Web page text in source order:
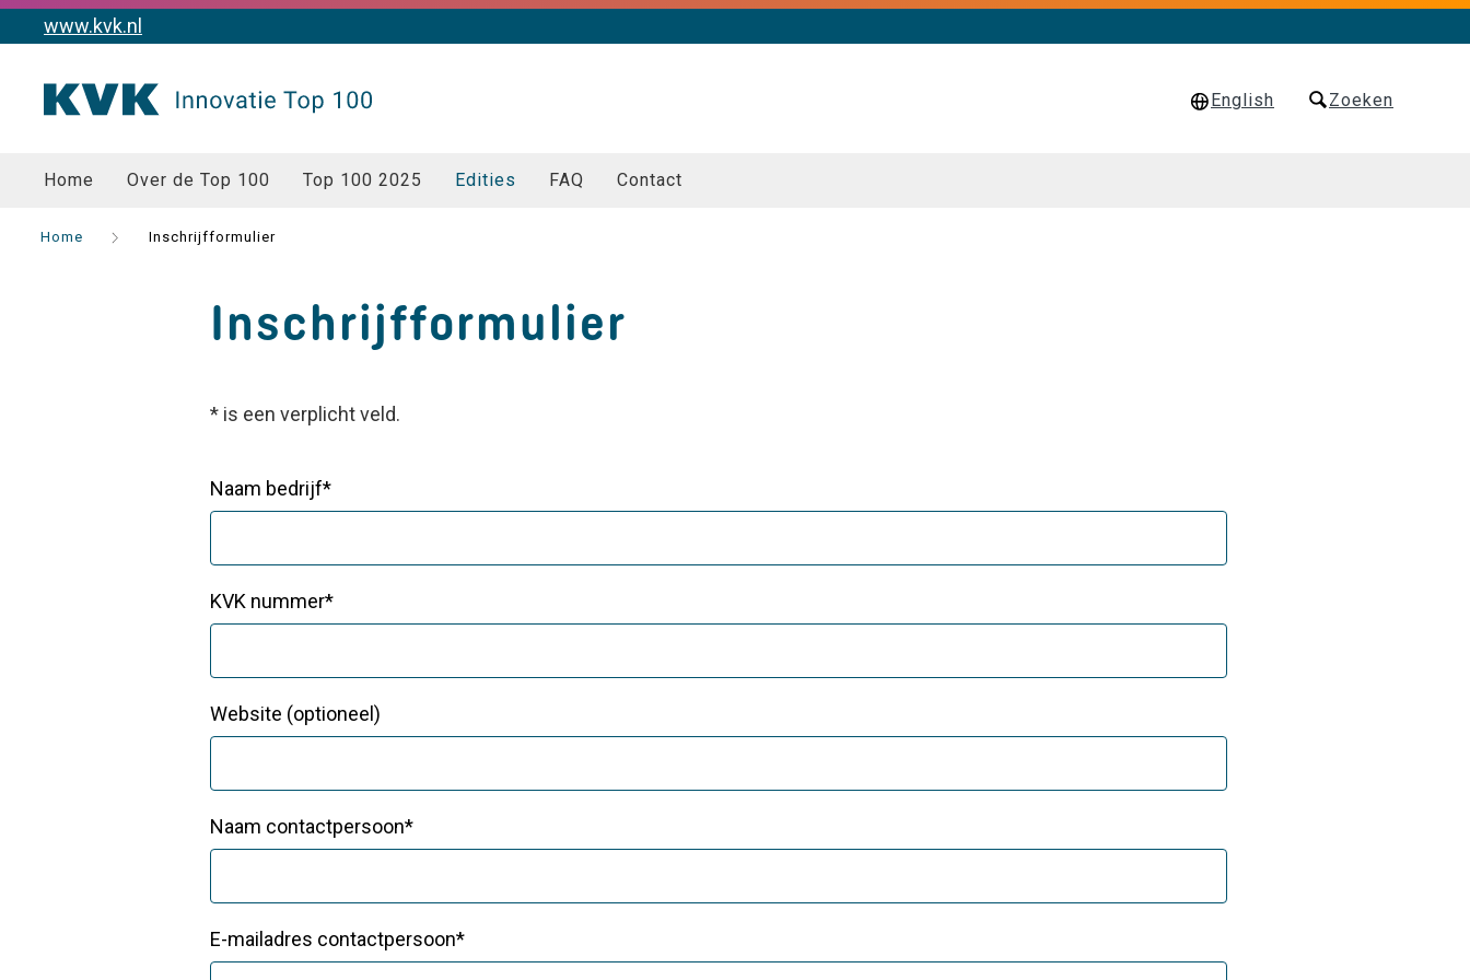
www.kvk.nl
English Zoeken
Home Over de Top 100 Top 100 2025 Edities FAQ Contact
Home Inschrijfformulier
Inschrijfformulier
* is een verplicht veld.
Naam bedrijf*
KVK nummer*
Website (optioneel)
Naam contactpersoon*
E-mailadres contactpersoon*